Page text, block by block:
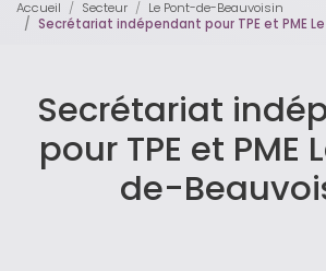
Accueil Secteur
Le Pont-de-Beauvoisin
Secrétariat indépendant pour TPE et PME
Secrétariat
pour TPE et PME
de-